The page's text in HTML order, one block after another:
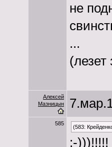
не
...
(лезет
Алексей
Мазницын
585
(583:
:-)))!!!!!